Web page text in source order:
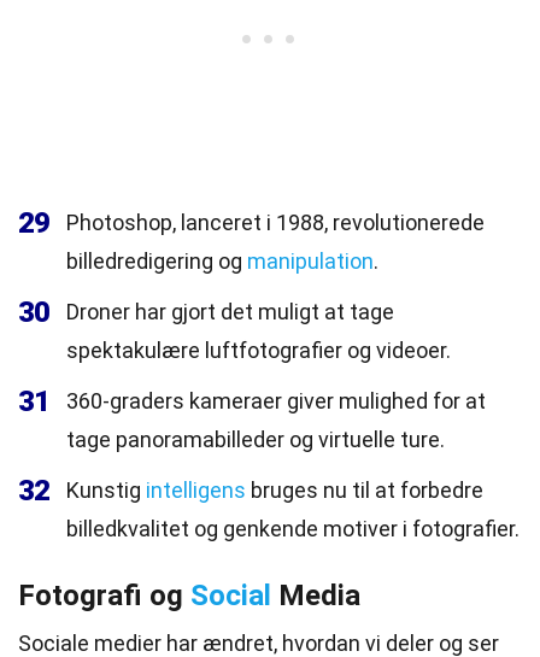
29
Photoshop, lanceret i 1988, revolutionerede
billedredigering og manipulation.
30
Droner har gjort det muligt at tage
spektakulære luftfotografier og videoer.
31
360-graders kameraer giver mulighed for at
tage panoramabilleder og virtuelle ture.
32 Kunstig intelligens bruges nu til at forbedre
billedkvalitet og genkende motiver i fotografier.
Fotografi og Social Media
Sociale medier har ændret, hvordan vi deler og ser